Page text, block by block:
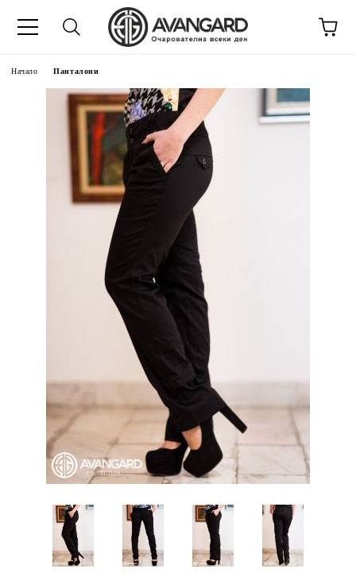
Начало Панталони